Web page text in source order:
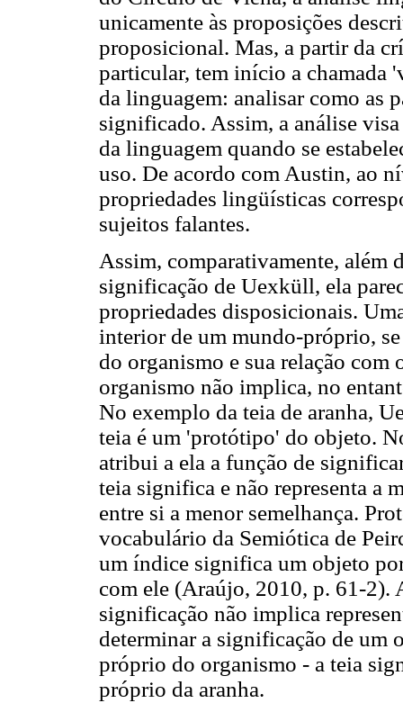
unicamente às proposições
proposicional. Mas, a partir da
particular, tem início a chamada
da linguagem: analisar como as
significado. Assim, a análise
da linguagem quando se
uso. De acordo com Austin, ao
propriedades lingüísticas
sujeitos falantes.
Assim, comparativamente, além
significação de Uexküll, ela
propriedades disposicionais.
interior de um mundo-próprio,
do organismo e sua relação
organismo não implica, no
No exemplo da teia de aranha,
teia é um 'protótipo' do objeto.
atribui a ela a função de
teia significa e não representa a
entre si a menor semelhança.
vocabulário da Semiótica de
um índice significa um objeto
com ele (Araújo, 2010, p. 61-2).
significação não implica
determinar a significação de um
próprio do organismo - a teia
próprio da aranha.